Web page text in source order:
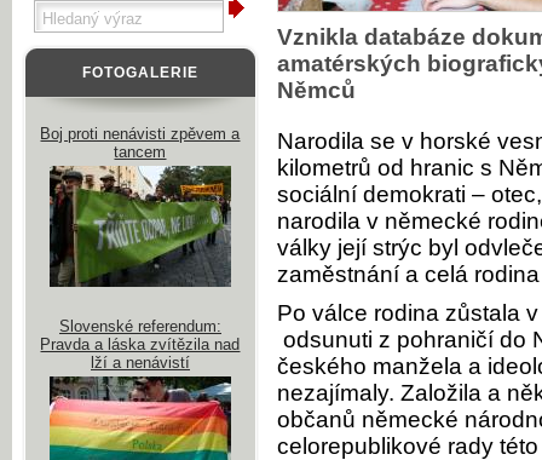
Vznikla databáze
amatérských
Němců
Narodila se v horské
kilometrů od hranic s
sociální demokrati –
narodila v německé
války její strýc byl
zaměstnání a celá
Po válce rodina zůstala
odsunuti z pohraničí do
českého manžela a
nezajímaly. Založila a
občanů německé
celorepublikové rady
FOTOGALERIE
Boj proti nenávisti zpěvem a
tancem
Slovenské referendum:
Pravda a láska zvítězila nad
lží a nenávistí